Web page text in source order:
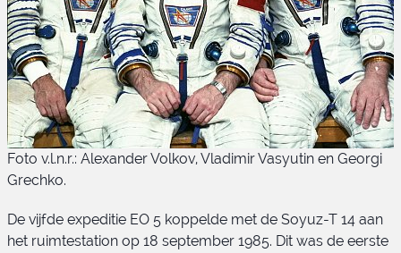
Foto v.l.n.r.: Alexander Volkov, Vladimir Vasyutin en Georgi
Grechko.
De vijfde expeditie EO 5 koppelde met de Soyuz-T 14 aan
het ruimtestation op 18 september 1985. Dit was de eerste